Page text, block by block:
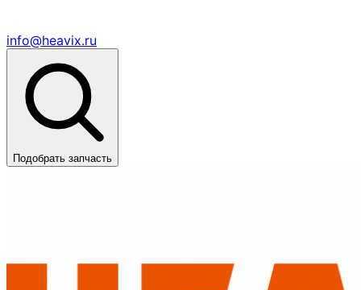
info@heavix.ru
Подобрать запчасть